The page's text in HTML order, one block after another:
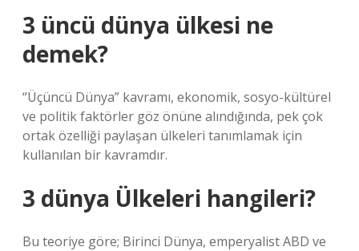
3 üncü dünya ülkesi ne
demek?
“Üçüncü Dünya” kavramı, ekonomik, sosyo-kültürel
ve politik faktörler göz önüne alındığında, pek çok
ortak özelliği paylaşan ülkeleri tanımlamak için
kullanılan bir kavramdır.
3 dünya Ülkeleri hangileri?
Bu teoriye göre; Birinci Dünya, emperyalist ABD ve